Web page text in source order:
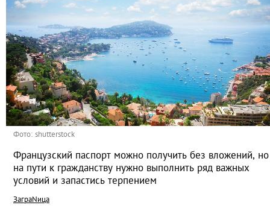
Фото: shutterstock
Французский паспорт можно получить без вложений, но
на пути к гражданству нужно выполнить ряд важных
условий и запастись терпением
ЗаграNица